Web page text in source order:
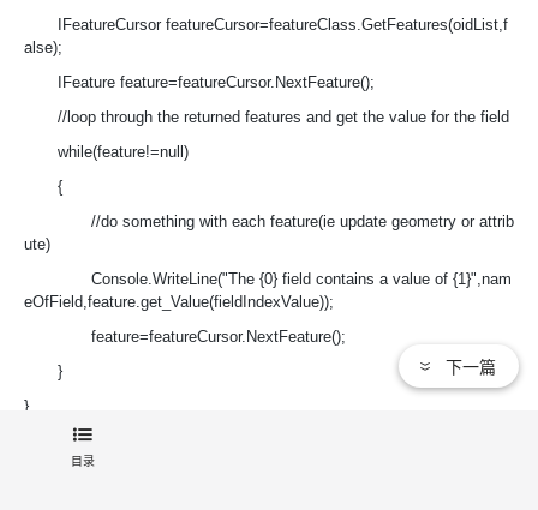
IFeatureCursor featureCursor=featureClass.GetFeatures(oidList,f
alse);
IFeature feature=featureCursor.NextFeature();
//loop through the returned features and get the value for the field
while(feature!=null)
{
//do something with each feature(ie update geometry or attrib
ute)
Console.WriteLine("The {0} field contains a value of {1}",nam
eOfField,feature.get_Value(fieldIndexValue));
feature=featureCursor.NextFeature();
}
}
15.9、IFeatureClass.Search 方法
目录
下一篇